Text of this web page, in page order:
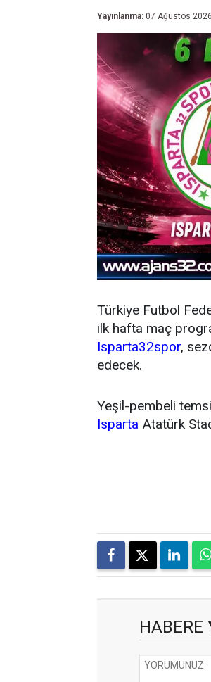
Yayınlanma: 07 Ağustos
Türkiye Futbol
ilk hafta maç
Isparta32spor,
edecek.
Yeşil-pembeli
Isparta Atatürk
HABERE